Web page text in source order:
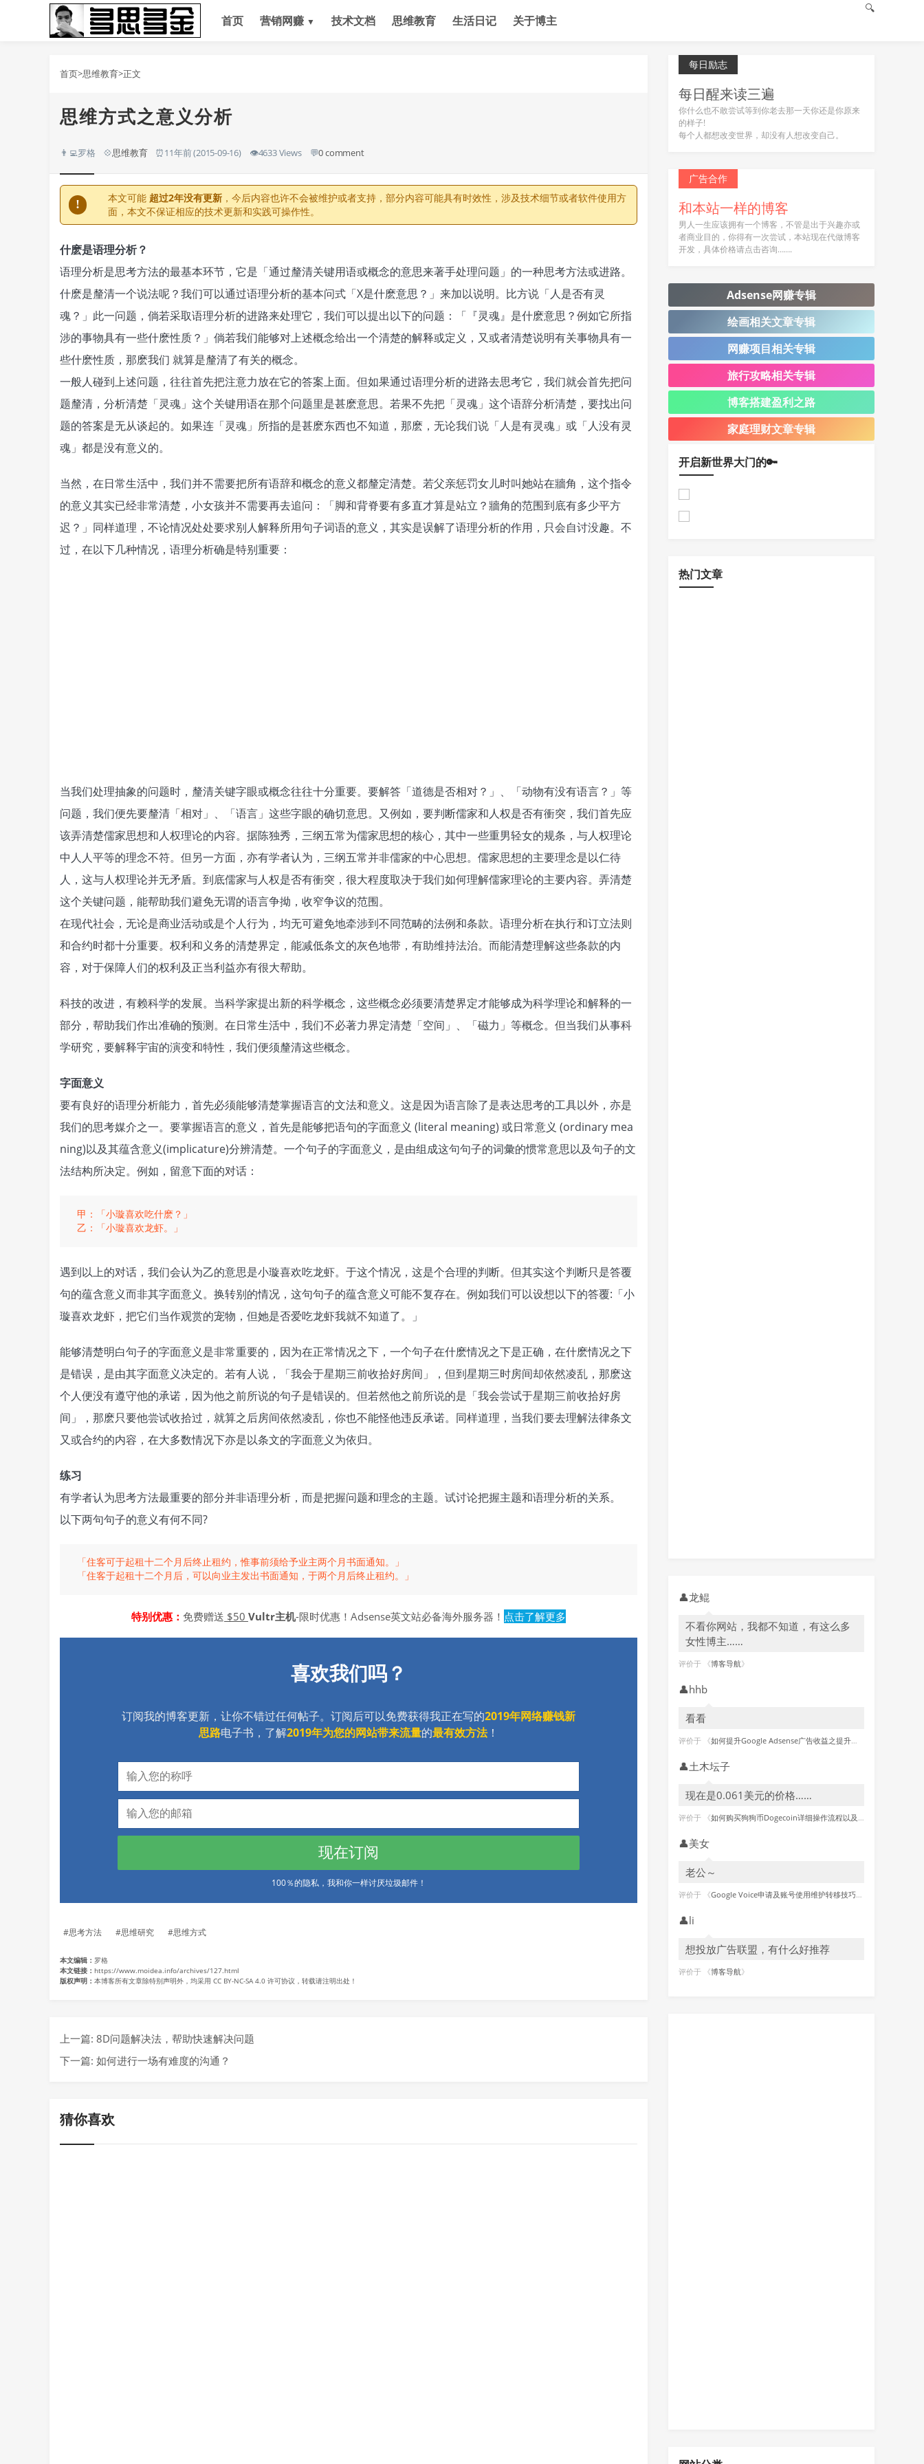
首页 营销网赚 ▼ 技术文档 思维教育 生活日记 关于博主
🔍
首页>思维教育>正文
思维方式之意义分析
👨‍💻罗格 💠思维教育 ⏰11年前 (2015-09-16) 👁️4633 Views 💬0 comment
! 本文可能超过2年没有更新，今后内容也许不会被维护或者支持，部分内容可能具有时效性，涉及技术细节或者软件使用方
面，本文不保证相应的技术更新和实践可操作性。
什麽是语理分析？
语理分析是思考方法的最基本环节，它是「通过釐清关键用语或概念的意思来著手处理问题」的一种思考方法或进路。
什麽是釐清一个说法呢？我们可以通过语理分析的基本问式「X是什麽意思？」来加以说明。比方说「人是否有灵
魂？」此一问题，倘若采取语理分析的进路来处理它，我们可以提出以下的问题：「『灵魂』是什麽意思？例如它所指
涉的事物具有一些什麽性质？」倘若我们能够对上述概念给出一个清楚的解释或定义，又或者清楚说明有关事物具有一
些什麽性质，那麽我们 就算是釐清了有关的概念。
一般人碰到上述问题，往往首先把注意力放在它的答案上面。但如果通过语理分析的进路去思考它，我们就会首先把问
题釐清，分析清楚「灵魂」这个关键用语在那个问题里是甚麽意思。若果不先把「灵魂」这个语辞分析清楚，要找出问
题的答案是无从谈起的。如果连「灵魂」所指的是甚麽东西也不知道，那麽，无论我们说「人是有灵魂」或「人没有灵
魂」都是没有意义的。
当然，在日常生活中，我们并不需要把所有语辞和概念的意义都釐定清楚。若父亲惩罚女儿时叫她站在牆角，这个指令
的意义其实已经非常清楚，小女孩并不需要再去追问：「脚和背脊要有多直才算是站立？牆角的范围到底有多少平方
迟？」同样道理，不论情况处处要求别人解释所用句子词语的意义，其实是误解了语理分析的作用，只会自讨没趣。不
过，在以下几种情况，语理分析确是特别重要：
当我们处理抽象的问题时，釐清关键字眼或概念往往十分重要。要解答「道德是否相对？」、「动物有没有语言？」等
问题，我们便先要釐清「相对」、「语言」这些字眼的确切意思。又例如，要判断儒家和人权是否有衝突，我们首先应
该弄清楚儒家思想和人权理论的内容。据陈独秀，三纲五常为儒家思想的核心，其中一些重男轻女的规条，与人权理论
中人人平等的理念不符。但另一方面，亦有学者认为，三纲五常并非儒家的中心思想。儒家思想的主要理念是以仁待
人，这与人权理论并无矛盾。到底儒家与人权是否有衝突，很大程度取决于我们如何理解儒家理论的主要内容。弄清楚
这个关键问题，能帮助我们避免无谓的语言争拗，收窄争议的范围。
在现代社会，无论是商业活动或是个人行为，均无可避免地牵涉到不同范畴的法例和条款。语理分析在执行和订立法则
和合约时都十分重要。权利和义务的清楚界定，能减低条文的灰色地带，有助维持法治。而能清楚理解这些条款的内
容，对于保障人们的权利及正当利益亦有很大帮助。
科技的改进，有赖科学的发展。当科学家提出新的科学概念，这些概念必须要清楚界定才能够成为科学理论和解释的一
部分，帮助我们作出准确的预测。在日常生活中，我们不必著力界定清楚「空间」、「磁力」等概念。但当我们从事科
学研究，要解释宇宙的演变和特性，我们便须釐清这些概念。
字面意义
要有良好的语理分析能力，首先必须能够清楚掌握语言的文法和意义。这是因为语言除了是表达思考的工具以外，亦是
我们的思考媒介之一。要掌握语言的意义，首先是能够把语句的字面意义 (literal meaning) 或日常意义 (ordinary mea
ning)以及其蕴含意义(implicature)分辨清楚。一个句子的字面意义，是由组成这句句子的词彙的惯常意思以及句子的文
法结构所决定。例如，留意下面的对话：
甲：「小璇喜欢吃什麽？」
遇到以上的对话，我们会认为乙的意思是小璇喜欢吃龙虾。于这个情况，这是个合理的判断。但其实这个判断只是答覆
句的蕴含意义而非其字面意义。换转别的情况，这句句子的蕴含意义可能不复存在。例如我们可以设想以下的答覆:「小
璇喜欢龙虾，把它们当作观赏的宠物，但她是否爱吃龙虾我就不知道了。」
能够清楚明白句子的字面意义是非常重要的，因为在正常情况之下，一个句子在什麽情况之下是正确，在什麽情况之下
是错误，是由其字面意义决定的。若有人说，「我会于星期三前收拾好房间」，但到星期三时房间却依然凌乱，那麽这
个人便没有遵守他的承诺，因为他之前所说的句子是错误的。但若然他之前所说的是「我会尝试于星期三前收拾好房
间」，那麽只要他尝试收拾过，就算之后房间依然凌乱，你也不能怪他违反承诺。同样道理，当我们要去理解法律条文
又或合约的内容，在大多数情况下亦是以条文的字面意义为依归。
练习
有学者认为思考方法最重要的部分并非语理分析，而是把握问题和理念的主题。试讨论把握主题和语理分析的关系。
以下两句句子的意义有何不同?
「住客可于起租十二个月后终止租约，惟事前须给予业主两个月书面通知。」
「住客于起租十二个月后，可以向业主发出书面通知，于两个月后终止租约。」
特别优惠： 免费赠送 $50 Vultr主机-限时优惠！Adsense英文站必备海外服务器！ 点击了解更多
喜欢我们吗？
订阅我的博客更新，让你不错过任何帖子。订阅后可以免费获得我正在写的2019年网络赚钱新
思路电子书，了解2019年为您的网站带来流量的最有效方法！
现在订阅
100％的隐私，我和你一样讨厌垃圾邮件！
思考方法 思维研究 思维方式
本文编辑： 罗格
本文链接： https://www.moidea.info/archives/127.html
版权声明： 本博客所有文章除特别声明外，均采用 CC BY-NC-SA 4.0 许可协议，转载请注明出处！
上一篇: 8D问题解决法，帮助快速解决问题
下一篇: 如何进行一场有难度的沟通？
猜你喜欢
每日励志
每日醒来读三遍
你什么也不敢尝试等到你老去那一天你还是你原来
的样子!
每个人都想改变世界，却没有人想改变自己。
广告合作
和本站一样的博客
男人一生应该拥有一个博客，不管是出于兴趣亦或
者商业目的，你得有一次尝试，本站现在代做博客
开发，具体价格请点击咨询…….
Adsense网赚专辑
绘画相关文章专辑
网赚项目相关专辑
旅行攻略相关专辑
博客搭建盈利之路
家庭理财文章专辑
开启新世界大门的🔑
热门文章
👤龙鲲
不看你网站，我都不知道，有这么多
女性博主……
评价于 《博客导航》
👤hhb
看看
评价于 《如何提升Google Adsense广告收益之提升广告点击单价篇?
👤土木坛子
现在是0.061美元的价格……
评价于 《如何购买狗狗币Dogecoin详细操作流程以及挖矿图文教程【2021最新教程】
👤美女
老公～
评价于 《Google Voice申请及账号使用维护转移技巧图文教程 2021更新
👤li
想投放广告联盟，有什么好推荐
评价于 《博客导航》